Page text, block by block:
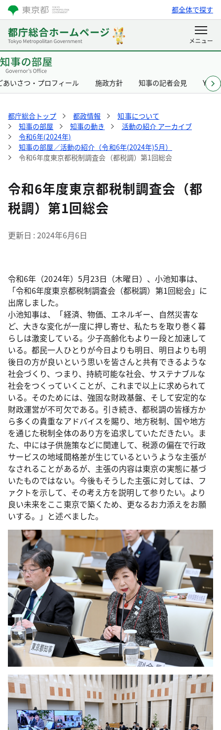
都全体で探す
あいさつ・プロフィール 施政方針 知事の記者会見
都庁総合トップ 都政情報
知事について
知事の部屋
知事の動き
活動の紹介 アーカイブ
令和6年(2024年)
知事の部屋／活動の紹介（令和6年(2024年)5月）
令和6年度東京都税制調査会（都税調）第1回総会
令和6年度東京都税制調査会（都
税調）第1回総会
更新日 2024年6月6日
令和6年（2024年）5月23日（木曜日）、小池知事は、
「令和6年度東京都税制調査会（都税調）第1回総会」に
出席しました。
小池知事は、「経済、物価、エネルギー、自然災害な
ど、大きな変化が一度に押し寄せ、私たちを取り巻く暮
らしは激変している。少子高齢化もより一段と加速して
いる。都民一人ひとりが今日よりも明日、明日よりも明
後日の方が良いという思いを皆さんと共有できるような
社会づくり、つまり、持続可能な社会、サステナブルな
社会をつくっていくことが、これまで以上に求められて
いる。そのためには、強固な財政基盤、そして安定的な
財政運営が不可欠である。引き続き、都税調の皆様方か
ら多くの貴重なアドバイスを賜り、地方税制、国や地方
を通じた税制全体のあり方を追求していただきたい。ま
た、中には子供施策などに関連して、税源の偏在で行政
サービスの地域間格差が生じているというような主張が
なされることがあるが、主張の内容は東京の実態に基づ
いたものではない。今後もそうした主張に対しては、フ
ァクトを示して、その考え方を説明して参りたい。より
良い未来をここ東京で築くため、更なるお力添えをお願
いする。」と述べました。